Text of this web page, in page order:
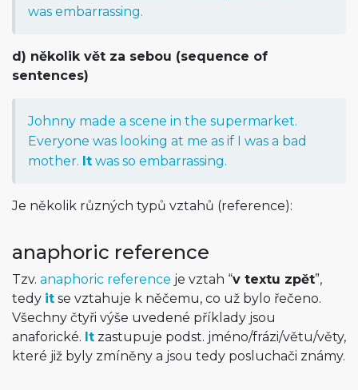
was embarrassing.
d) několik vět za sebou (sequence of
sentences)
Johnny made a scene in the supermarket.
Everyone was looking at me as if I was a bad
mother. It was so embarrassing.
Je několik různých typů vztahů (reference):
anaphoric reference
Tzv. anaphoric reference je vztah “v textu zpět”,
tedy it se vztahuje k něčemu, co už bylo řečeno.
Všechny čtyři výše uvedené příklady jsou
anaforické. It zastupuje podst. jméno/frázi/vě­tu/věty,
které již byly zmíněny a jsou tedy posluchači známy.